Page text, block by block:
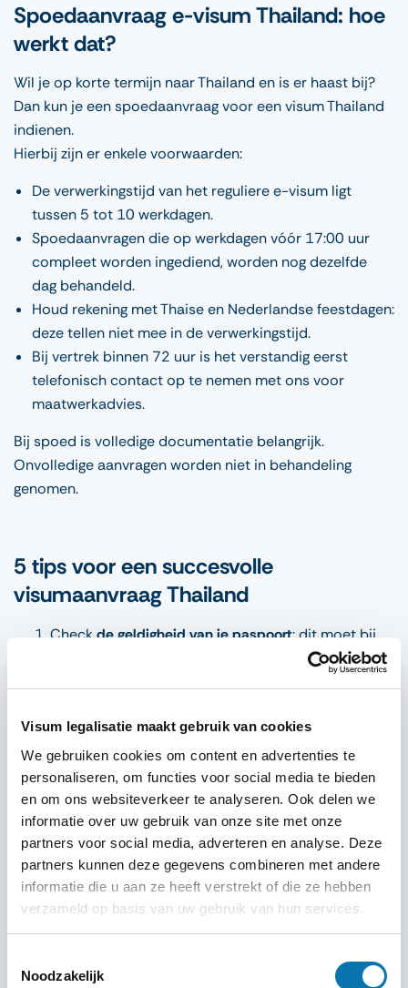
Visum legalisatie maakt gebruik van cookies
We gebruiken cookies om content en advertenties te
personaliseren, om functies voor social media te bieden
en om ons websiteverkeer te analyseren. Ook delen we
informatie over uw gebruik van onze site met onze
partners voor social media, adverteren en analyse. Deze
partners kunnen deze gegevens combineren met andere
informatie die u aan ze heeft verstrekt of die ze hebben
verzameld op basis van uw gebruik van hun services.
Noodzakelijk
Spoedaanvraag e-visum Thailand: hoe
werkt dat?
Wil je op korte termijn naar Thailand en is er haast bij?
Dan kun je een spoedaanvraag voor een visum Thailand
indienen.
Hierbij zijn er enkele voorwaarden:
De verwerkingstijd van het reguliere e-visum ligt
tussen 5 tot 10 werkdagen.
Spoedaanvragen die op werkdagen vóór 17:00 uur
compleet worden ingediend, worden nog dezelfde
dag behandeld.
Houd rekening met Thaise en Nederlandse feestdagen:
deze tellen niet mee in de verwerkingstijd.
Bij vertrek binnen 72 uur is het verstandig eerst
telefonisch contact op te nemen met ons voor
maatwerkadvies.
Bij spoed is volledige documentatie belangrijk.
Onvolledige aanvragen worden niet in behandeling
genomen.
5 tips voor een succesvolle
visumaanvraag Thailand
Checkde geldigheid van je paspoort: dit moet bij
aankomst in Thailand nog minstens 6 maanden
boekingsbevestigingen, bankafschriften of
verzekeringsbewijzen mogen niet ouder zijn dan 30
dagen.
Controleerdubbele aanvragen: vraag niet via
meerdere platformen tegelijk aan, dat kan zorgen
voor afwijzing.
Plan ruim van tevoren: vraag je visum minimaal 2
weken voor vertrek aan, meer bij non-immigrant
types.
datums of spelfouten) kan leiden tot vertraging of